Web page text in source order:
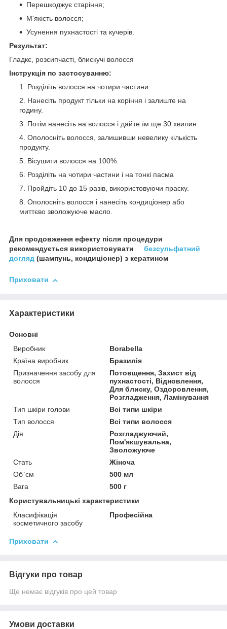
Перешкоджує старіння;
М'якість волосся;
Усунення пухнастості та кучерів.
Результат:
Гладкє, розсипчасті, блискучі волосся
Інструкція по застосуванню:
Розділіть волосся на чотири частини.
Нанесіть продукт тільки на коріння і залиште на
годину.
Потім нанесіть на волосся і дайте їм ще 30 хвилин.
Ополосніть волосся, залишивши невелику кількість
продукту.
Вісушити волосся на 100%.
Розділіть на чотири частини і на тонкі пасма
Пройдіть 10 до 15 разів, використовуючи праску.
Ополосніть волосся і нанесіть кондиціонер або
миттєво зволожуюче масло.
Для продовження ефекту після процедури
рекомендується використовувати безсульфатний
догляд (шампунь, кондиціонер) з кератином
Приховати
Характеристики
Основні
Виробник
Borabella
Країна виробник
Бразилія
Призначення засобу для
волосся
Потовщення, Захист від
пухнастості, Відновлення,
Для блиску, Оздоровлення,
Розгладження, Ламінування
Тип шкіри голови
Всі типи шкіри
Тип волосся
Всі типи волосся
Дія
Розгладжуючий,
Пом'якшувальна,
Зволожуюче
Стать
Жіноча
Об`єм
500 мл
Вага
500 г
Користувальницькі характеристики
Класифікація
косметичного засобу
Професійна
Приховати
Відгуки про товар
Ще немає відгуків про цей товар
Умови доставки